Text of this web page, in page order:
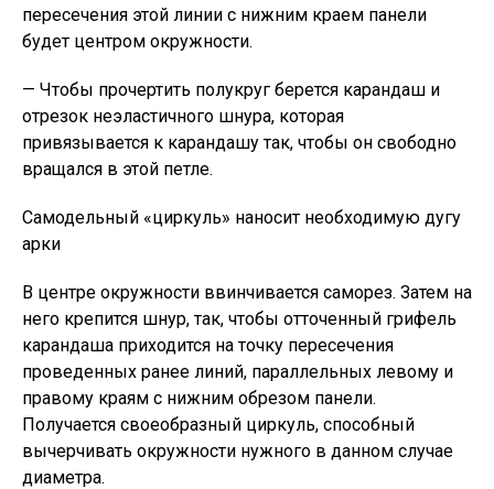
пересечения этой линии с нижним краем панели
будет центром окружности.
— Чтобы прочертить полукруг берется карандаш и
отрезок неэластичного шнура, которая
привязывается к карандашу так, чтобы он свободно
вращался в этой петле.
Самодельный «циркуль» наносит необходимую дугу
арки
В центре окружности ввинчивается саморез. Затем на
него крепится шнур, так, чтобы отточенный грифель
карандаша приходится на точку пересечения
проведенных ранее линий, параллельных левому и
правому краям с нижним обрезом панели.
Получается своеобразный циркуль, способный
вычерчивать окружности нужного в данном случае
диаметра.